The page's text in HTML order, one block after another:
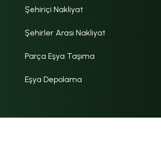
Şehiriçi Nakliyat
Şehirler Arası Nakliyat
Parça Eşya Taşıma
Eşya Depolama